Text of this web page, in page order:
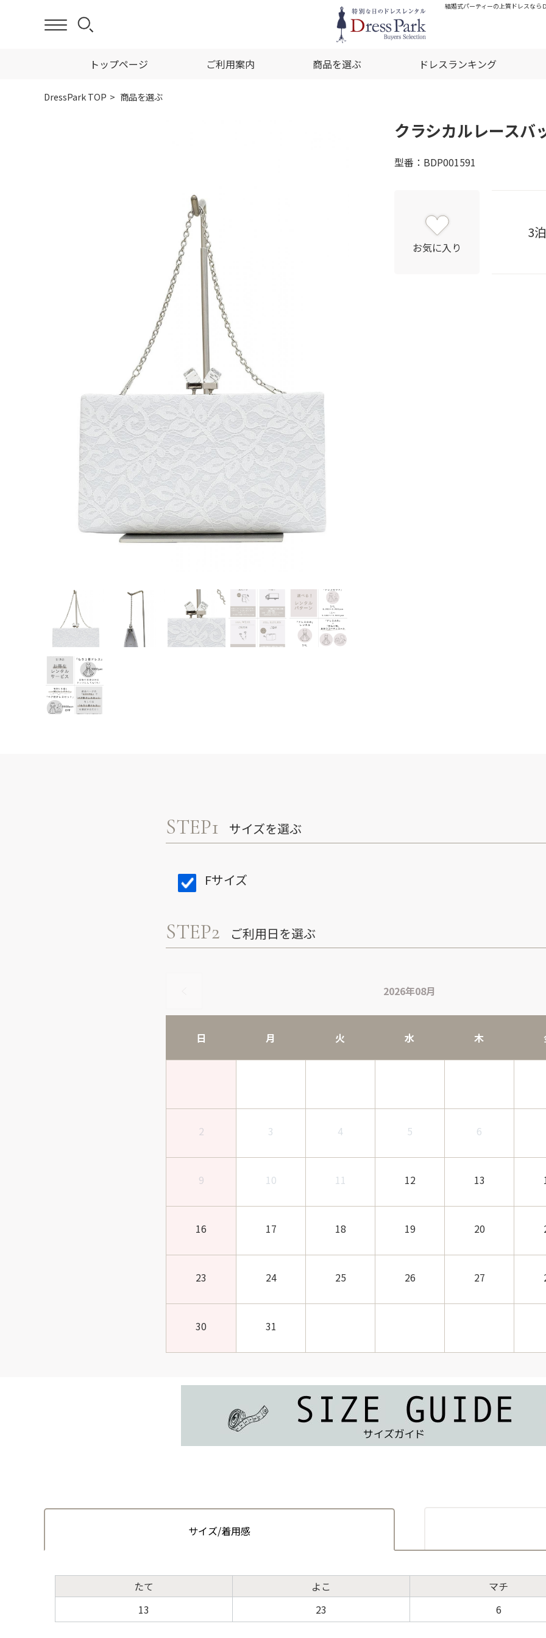
結婚式パーティーの上質ドレスなら
トップページ ご利用案内 商品を選ぶ ドレスランキング
DressPark TOP 商品を選ぶ
クラシカルレースバ
型番：BDP001591
お気に入り
3
STEP1 サイズを選ぶ
Fサイズ
STEP2 ご利用日を選ぶ
2026年08月
日 月 火 水 木
2 3 4 5 6
9 10 11 12 13
16 17 18 19 20
23 24 25 26 27
30 31
サイズ/着用感
たて よこ マチ
13
23 6